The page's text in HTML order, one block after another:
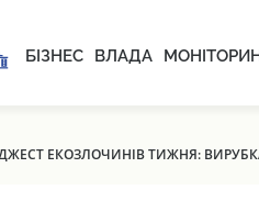
БІЗНЕС ВЛАДА
ЕКОЗЛОЧИНІВ ТИЖНЯ: